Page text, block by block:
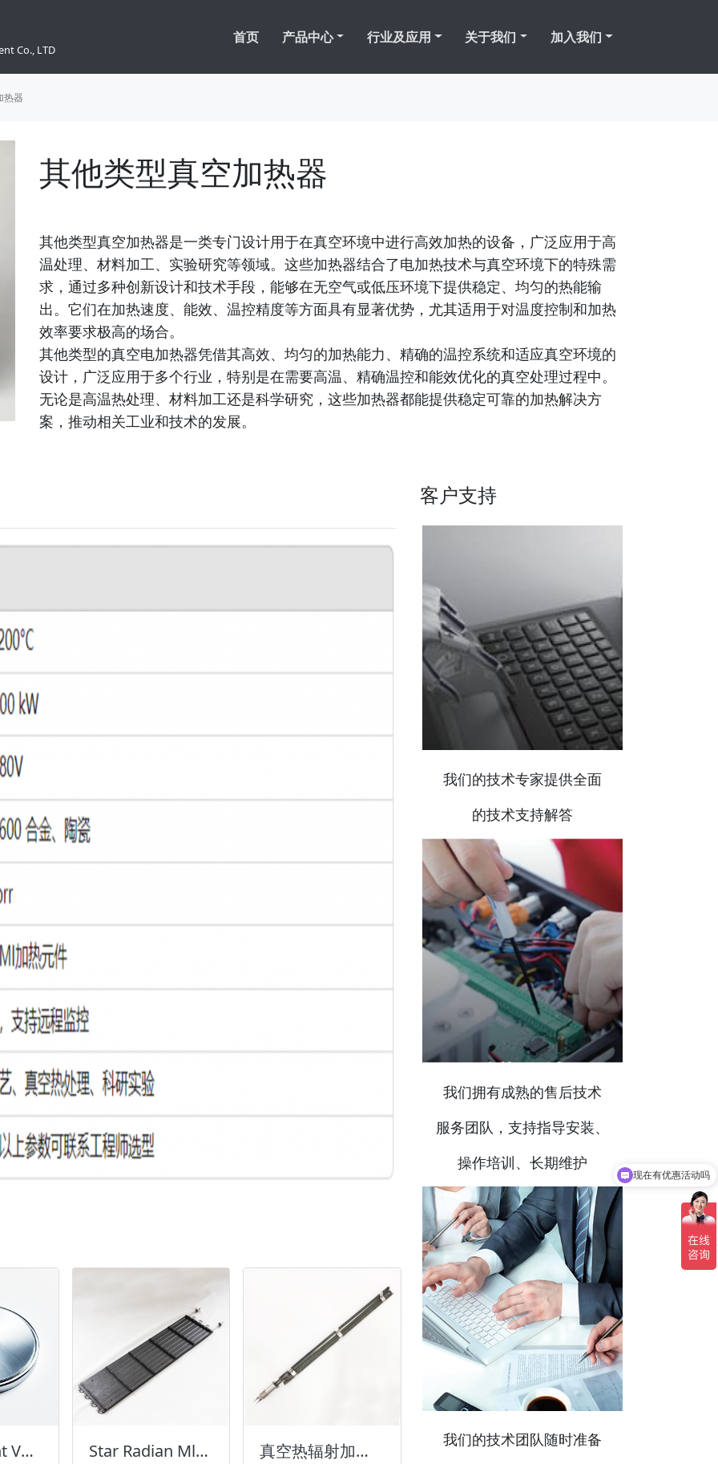
Co., LTD
首页 产品中心 行业及应用 关于我们 加入我们
热器
其他类型真空加热器
其他类型真空加热器是一类专门设计用于在真空环境中进行高效加热的设备，广泛应用于高
温处理、材料加工、实验研究等领域。这些加热器结合了电加热技术与真空环境下的特殊需
求，通过多种创新设计和技术手段，能够在无空气或低压环境下提供稳定、均匀的热能输
出。它们在加热速度、能效、温控精度等方面具有显著优势，尤其适用于对温度控制和加热
效率要求极高的场合。
其他类型的真空电加热器凭借其高效、均匀的加热能力、精确的温控系统和适应真空环境的
设计，广泛应用于多个行业，特别是在需要高温、精确温控和能效优化的真空处理过程中。
无论是高温热处理、材料加工还是科学研究，这些加热器都能提供稳定可靠的加热解决方
案，推动相关工业和技术的发展。
Star Radlant Vac Unit真空加热板模组 Star Radian Ml真空辐射红外线加强型MI加热元件 真空热辐射加强型核心元件
客户支持
我们的技术专家提供全面
的技术支持解答
我们拥有成熟的售后技术
服务团队，支持指导安装、
操作培训、长期维护
我们的技术团队随时准备
现在有优惠活动吗